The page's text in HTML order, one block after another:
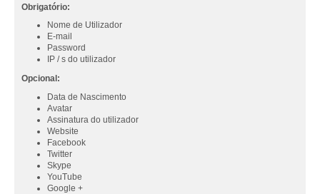
Obrigatório:
Nome de Utilizador
E-mail
Password
IP / s do utilizador
Opcional:
Data de Nascimento
Avatar
Assinatura do utilizador
Website
Facebook
Twitter
Skype
YouTube
Google +